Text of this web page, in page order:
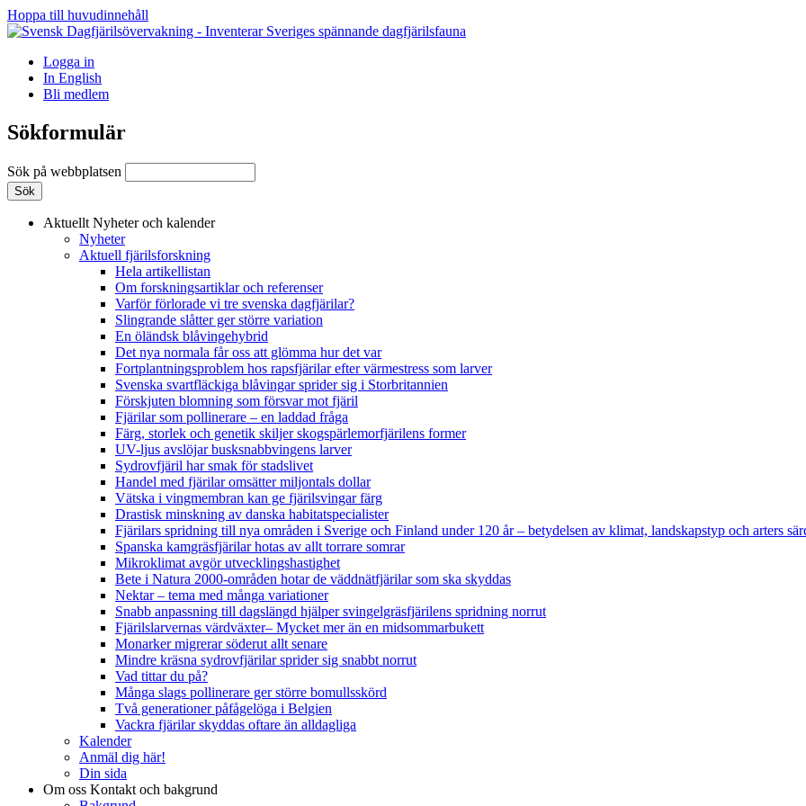
Hoppa till huvudinnehåll
Logga in
In English
Bli medlem
Sökformulär
Sök på webbplatsen
Aktuellt Nyheter och kalender
Nyheter
Aktuell fjärilsforskning
Hela artikellistan
Om forskningsartiklar och referenser
Varför förlorade vi tre svenska dagfjärilar?
Slingrande slåtter ger större variation
En öländsk blåvingehybrid
Det nya normala får oss att glömma hur det var
Fortplantningsproblem hos rapsfjärilar efter värmestress som larver
Svenska svartfläckiga blåvingar sprider sig i Storbritannien
Förskjuten blomning som försvar mot fjäril
Fjärilar som pollinerare – en laddad fråga
Färg, storlek och genetik skiljer skogspärlemorfjärilens former
UV-ljus avslöjar busksnabbvingens larver
Sydrovfjäril har smak för stadslivet
Handel med fjärilar omsätter miljontals dollar
Vätska i vingmembran kan ge fjärilsvingar färg
Drastisk minskning av danska habitatspecialister
Fjärilars spridning till nya områden i Sverige och Finland under 120 år– betydelsen av klimat, landskapstyp och arters
Spanska kamgräsfjärilar hotas av allt torrare somrar
Mikroklimat avgör utvecklingshastighet
Bete i Natura 2000-områden hotar de väddnätfjärilar som ska skyddas
Nektar – tema med många variationer
Snabb anpassning till dagslängd hjälper svingelgräsfjärilens spridning norrut
Fjärilslarvernas värdväxter– Mycket mer än en midsommarbukett
Monarker migrerar söderut allt senare
Mindre kräsna sydrovfjärilar sprider sig snabbt norrut
Vad tittar du på?
Många slags pollinerare ger större bomullsskörd
Två generationer påfågelöga i Belgien
Vackra fjärilar skyddas oftare än alldagliga
Kalender
Anmäl dig här!
Din sida
Om oss Kontakt och bakgrund